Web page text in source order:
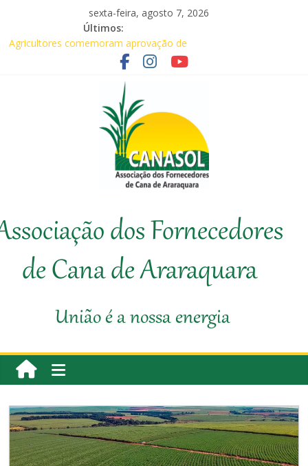
sexta-feira, agosto 7, 2026
Últimos:
Baile Junino (2026) – Canasol
Agricultores comemoram aprovação de
requerimentos de urgência para temas de
Em audiência com Secretário da
Agricultura, Feplana e Canasol mostram a
difícil situação do fornecedor de cana
Canasol marca presença na 1ª Edição do
Fator Biológico da Canaplan
Associados da Canasol participam da
Coopercitrus Expo 2026
Canasol
Associação
Fornecedores
dos Fornecedores
de Cana de Araraquara
União é a nossa energia